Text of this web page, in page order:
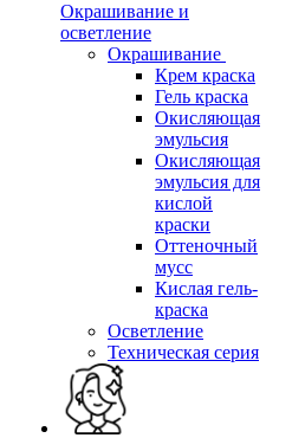
Окрашивание и
осветление
Окрашивание
Крем краска
Гель краска
Окисляющая
эмульсия
Окисляющая
эмульсия для
кислой
краски
Оттеночный
мусс
Кислая гель-
краска
Осветление
Техническая серия